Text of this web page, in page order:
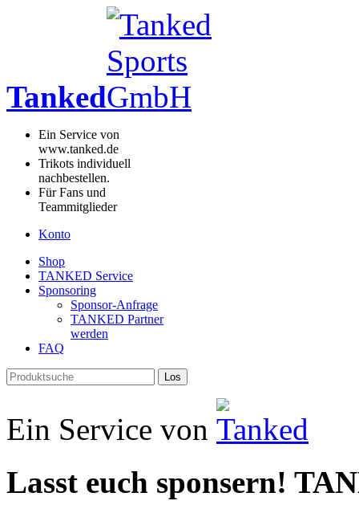
Tanked
Ein Service von
www.tanked.de
Trikots individuell
nachbestellen.
Für Fans und
Teammitglieder
Konto
Shop
TANKED Service
Sponsoring
Sponsor-Anfrage
TANKED Partner
werden
FAQ
Los
Ein Service von
Lasst euch sponsern!